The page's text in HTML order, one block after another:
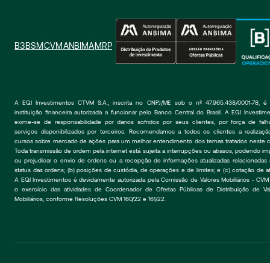
B3BSMCVMANBIMAMRP
A EQI Investimentos CTVM S.A., inscrita no CNPJ/ME sob o nº 47.965.438/0001-78,
instituição financeira autorizada a funcionar pelo Banco Central do Brasil. A EQI
exime-se de responsabilidade por danos sofridos por seus clientes, por força de
serviços disponibilizados por terceiros. Recomendamos a todos os clientes a
cursos sobre mercado de ações para um melhor entendimento dos temas tratados neste
Toda transmissão de ordem pela internet está sujeita a interrupções ou atrasos, podendo
ou prejudicar o envio de ordens ou a recepção de informações atualizadas relacionadas
status das ordens; (b) posições de custódia, de operações e de limites; e (c) cotação de
A EQI Investimentos é devidamente autorizada pela Comissão de Valores Mobiliários -
o exercício das atividades de Coordenador de Ofertas Públicas de Distribuição de
Mobiliários, conforme Resoluções CVM 160/22 e 161/22.